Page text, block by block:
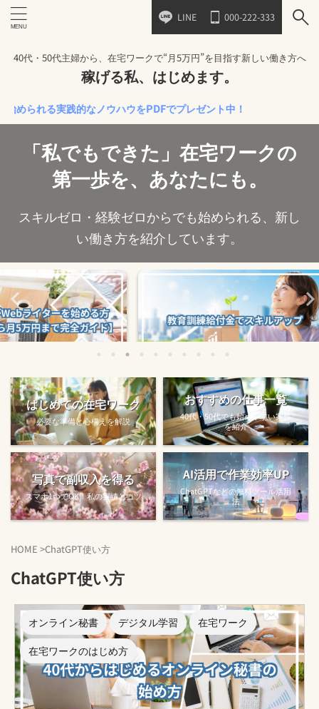
LINE 000-222-333
40代・50代主婦から、在宅ワークで“月5万円”を目指す新しい働き方へ
稼げる私、はじめます。
られる実践的なノウハウをPDFでプレゼント中！
「私でもできた」在宅ワークの
第一歩を、あなたにも。
スキルゼロ・経験ゼロからでも始められる、新し
い働き方を紹介しています。
る方法
教育訓練給付金で賢くスキルアップする
方法【主婦でも使え...
【完全ガ
はじめての在宅ワーク
必要な準備と心構えを解説
おすすめの仕事一覧
40代・50代でも始めやすい案件
を紹介
写真で副収入を得る
スマホ1つでOK！私の実績とコツ
AI活用で作業効率UP
ChatGPTなどの無料ツール活用
法
HOME >ChatGPT使い方
ChatGPT使い方
オンライン秘書 デジタル学習
在宅ワーク
在宅ワークのはじめ方